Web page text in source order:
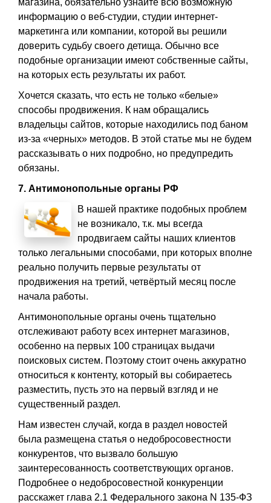
информацию о веб-студии, студии интернет-
маркетинга или компании, которой вы решили
доверить судьбу своего детища. Обычно все
подобные организации имеют собственные сайты,
на которых есть результаты их работ.
Хочется сказать, что есть не только «белые»
способы продвижения. К нам обращались
владельцы сайтов, которые находились под баном
из-за «черных» методов. В этой статье мы не будем
рассказывать о них подробно, но предупредить
обязаны.
7. Антимонопольные органы РФ
В нашей практике подобных проблем
не возникало, т.к. мы всегда
продвигаем сайты наших клиентов
только легальными способами, при которых вполне
реально получить первые результаты от
продвижения на третий, четвёртый месяц после
начала работы.
Антимонопольные органы очень тщательно
отслеживают работу всех интернет магазинов,
особенно на первых 100 страницах выдачи
поисковых систем. Поэтому стоит очень аккуратно
относиться к контенту, который вы собираетесь
разместить, пусть это на первый взгляд и не
существенный раздел.
Нам известен случай, когда в раздел новостей
была размещена статья о недобросовестности
конкурентов, что вызвало большую
заинтересованность соответствующих органов.
Подробнее о недобросовестной конкуренции
расскажет глава 2.1 Федерального закона N 135-ФЗ